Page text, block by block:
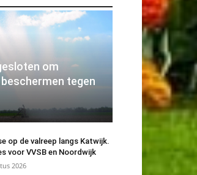
om
tegen
op de valreep langs Katwijk.
voor VVSB en Noordwijk
2026